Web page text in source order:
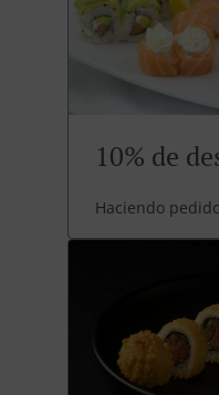
10% de
Haciendo